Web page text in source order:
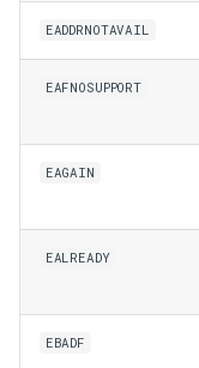
EADDRNOTAVAIL
EAFNOSUPPORT
EAGAIN
EALREADY
EBADF